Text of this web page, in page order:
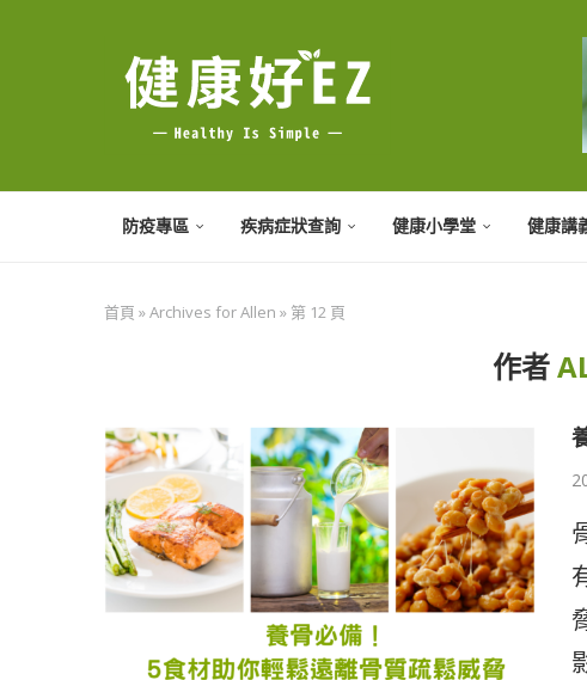
防疫專區 疾病症狀查詢 健康小學堂 健康講
首頁 »Archives for Allen » 第 12 頁
作者